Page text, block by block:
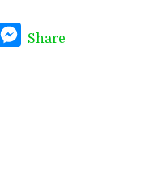
Messenger
Share